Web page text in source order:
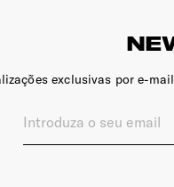
exclusivas por e-